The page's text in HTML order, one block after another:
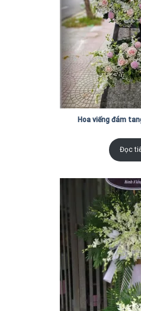
Hoa viếng đám
Đọc